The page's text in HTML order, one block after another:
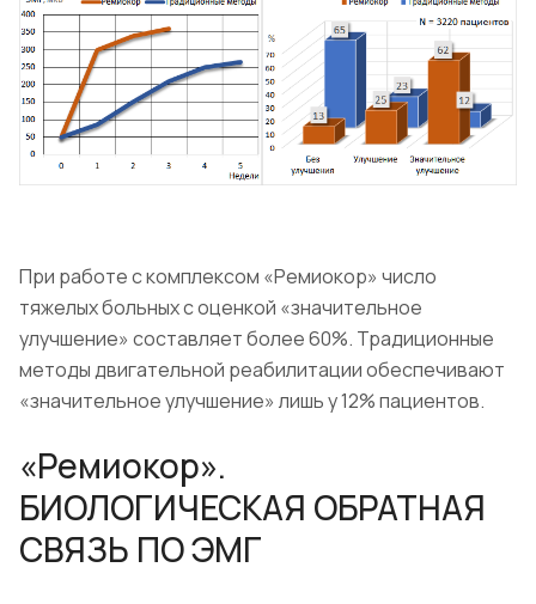
При работе с комплексом «Ремиокор» число
тяжелых больных с оценкой «значительное
улучшение» составляет более 60%. Традиционные
методы двигательной реабилитации обеспечивают
«значительное улучшение» лишь у 12% пациентов.
«Ремиокор».
БИОЛОГИЧЕСКАЯ ОБРАТНАЯ
СВЯЗЬ ПО ЭМГ